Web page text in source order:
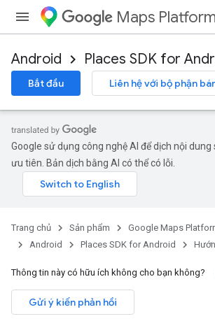
Maps
Android Places SDK for
Bắt đầu Liên hệ với bộ phận
Google sử dụng công nghệ AI để dịch nội
ưu tiên. Bản dịch bằng AI có thể có lỗi.
Trang chủ Sản phẩm Google Maps
Android
Places SDK for Android
Thông tin này có hữu ích không cho bạn không?
Gửi ý kiến phản hồi